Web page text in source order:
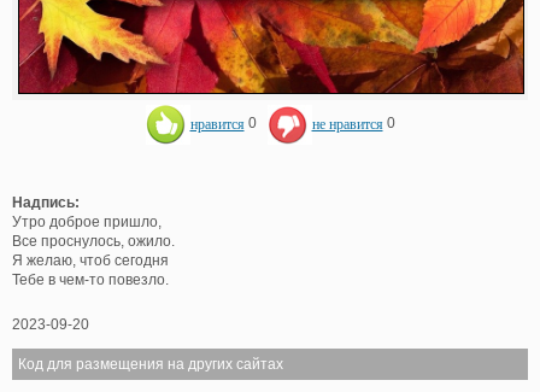
нравится 0 не нравится 0
Надпись:
Утро доброе пришло,
Все проснулось, ожило.
Я желаю, чтоб сегодня
Тебе в чем-то повезло.
2023-09-20
Код для размещения на других сайтах